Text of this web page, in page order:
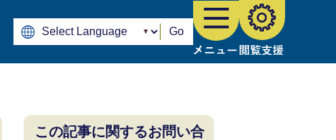
Go
この記事に関するお問い合